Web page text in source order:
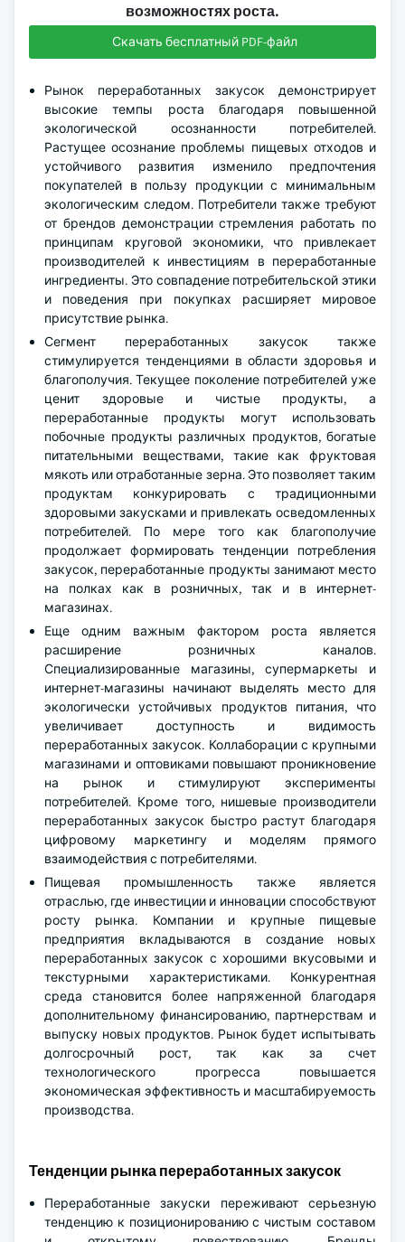
возможностях роста.
Скачать бесплатный PDF-файл
Рынок переработанных закусок демонстрирует
высокие темпы роста благодаря повышенной
экологической осознанности потребителей.
Растущее осознание проблемы пищевых отходов и
устойчивого развития изменило предпочтения
покупателей в пользу продукции с минимальным
экологическим следом. Потребители также требуют
от брендов демонстрации стремления работать по
принципам круговой экономики, что привлекает
производителей к инвестициям в переработанные
ингредиенты. Это совпадение потребительской этики
и поведения при покупках расширяет мировое
присутствие рынка.
Сегмент переработанных закусок также
стимулируется тенденциями в области здоровья и
благополучия. Текущее поколение потребителей уже
ценит здоровые и чистые продукты, а
переработанные продукты могут использовать
побочные продукты различных продуктов, богатые
питательными веществами, такие как фруктовая
мякоть или отработанные зерна. Это позволяет таким
продуктам конкурировать с традиционными
здоровыми закусками и привлекать осведомленных
потребителей. По мере того как благополучие
продолжает формировать тенденции потребления
закусок, переработанные продукты занимают место
на полках как в розничных, так и в интернет-
магазинах.
Еще одним важным фактором роста является
расширение розничных каналов.
Специализированные магазины, супермаркеты и
интернет-магазины начинают выделять место для
экологически устойчивых продуктов питания, что
увеличивает доступность и видимость
переработанных закусок. Коллаборации с крупными
магазинами и оптовиками повышают проникновение
на рынок и стимулируют эксперименты
потребителей. Кроме того, нишевые производители
переработанных закусок быстро растут благодаря
цифровому маркетингу и моделям прямого
взаимодействия с потребителями.
Пищевая промышленность также является
отраслью, где инвестиции и инновации способствуют
росту рынка. Компании и крупные пищевые
предприятия вкладываются в создание новых
переработанных закусок с хорошими вкусовыми и
текстурными характеристиками. Конкурентная
среда становится более напряженной благодаря
дополнительному финансированию, партнерствам и
выпуску новых продуктов. Рынок будет испытывать
долгосрочный рост, так как за счет
технологического прогресса повышается
экономическая эффективность и масштабируемость
производства.
Тенденции рынка переработанных закусок
Переработанные закуски переживают серьезную
тенденцию к позиционированию с чистым составом